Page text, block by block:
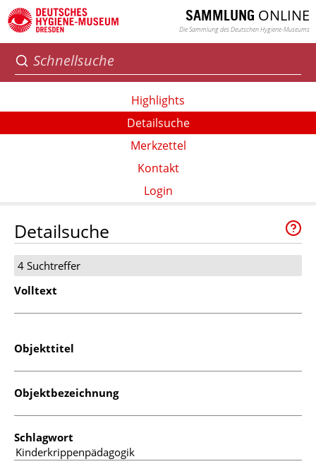
SAMMLUNG ONLINE
Die Sammlung des Deutschen Hygiene-Museums
Highlights
Detailsuche
Merkzettel
Kontakt
Login
Detailsuche
4 Suchtreffer
Volltext
Objekttitel
Objektbezeichnung
Schlagwort